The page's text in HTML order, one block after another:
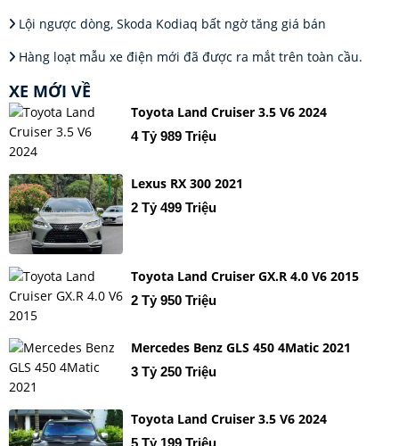
Lội ngược dòng, Skoda Kodiaq bất ngờ tăng giá bán
Hàng loạt mẫu xe điện mới đã được ra mắt trên toàn cầu.
XE MỚI VỀ
Toyota Land Cruiser 3.5 V6 2024
4 Tỷ 989 Triệu
Lexus RX 300 2021
2 Tỷ 499 Triệu
Toyota Land Cruiser GX.R 4.0 V6 2015
2 Tỷ 950 Triệu
Mercedes Benz GLS 450 4Matic 2021
3 Tỷ 250 Triệu
Toyota Land Cruiser 3.5 V6 2024
5 Tỷ 199 Triệu